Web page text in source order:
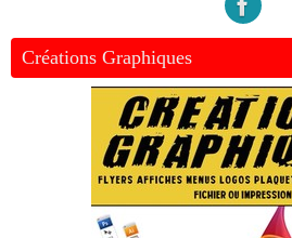
Créations Graphiques